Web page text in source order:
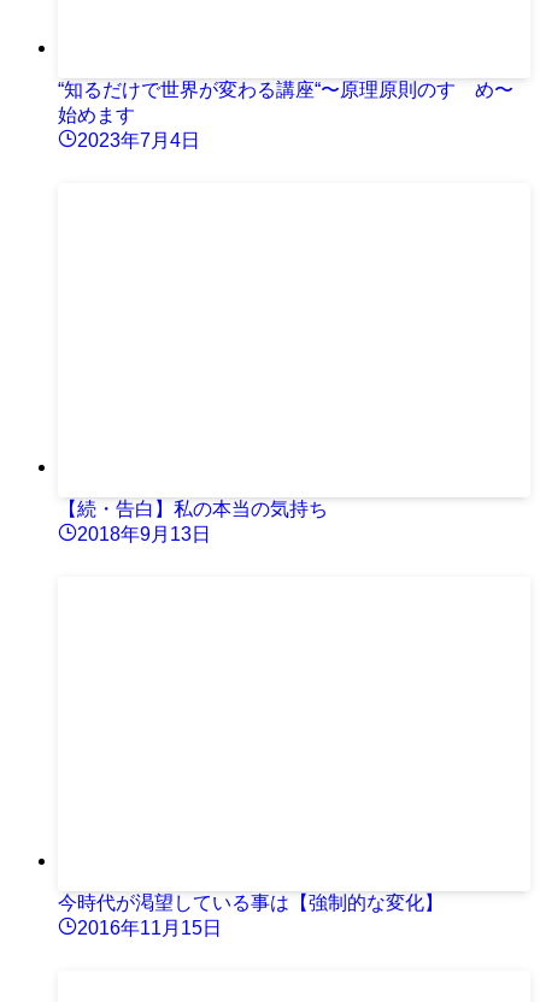
“知るだけで世界が変わる講座“〜原理原則のすゝめ〜
始めます
2023年7月4日
【続・告白】私の本当の気持ち
2018年9月13日
今時代が渇望している事は【強制的な変化】
2016年11月15日